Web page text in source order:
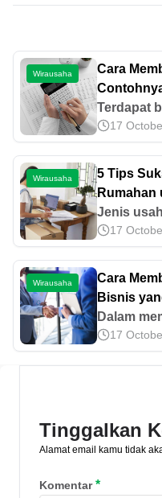
Wirausaha
Cara
Terdapat
neraca
transaksi
Yuk, cek
17
Wirausaha
5 Tips
Rumahan
Jenis
tentunya
usaha itu
pemilihan
tertentu,
berjalan
beberapa
menyesal
17
Wirausaha
Cara
Bisnis
Dalam
dana
17
Tinggalkan
Alamat email kamu tidak
Komentar*